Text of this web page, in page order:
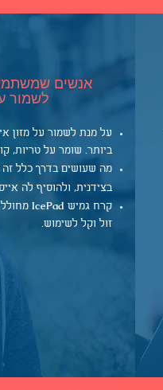
אנשים
לשמור
על מנת לשמור על מזון
ביותר. שומר על טריות,
מה שעושים בדרך כלל
בצידנית, ולהוסיף לה
קרח גמיש IcePadמחולל
זול וקל לשימוש.